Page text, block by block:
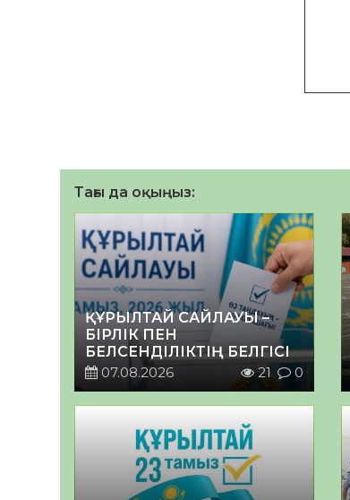
Тағы да оқыңыз:
ҚҰРЫЛТАЙ САЙЛАУЫ –
БІРЛІК ПЕН
БЕЛСЕНДІЛІКТІҢ БЕЛГІСІ
07.08.2026
21 0